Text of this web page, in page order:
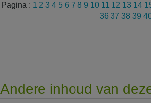
Pagina : 1 2 3 4 5 6 7 8 9 10 11 12 13 14
36 37 38 39
Andere inhoud van